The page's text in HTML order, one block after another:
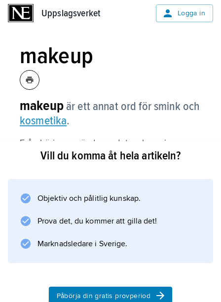
Uppslagsverket Logga in
makeup
makeup är ett annat ord för smink och
kosmetika.
Från början användes ordet makeup inom
teatern. Då handlade det inte bara om
Vill du komma åt hela artikeln?
Objektiv och pålitlig kunskap.
Prova det, du kommer att gilla det!
Marknadsledare i Sverige.
Påbörja din gratis provperiod